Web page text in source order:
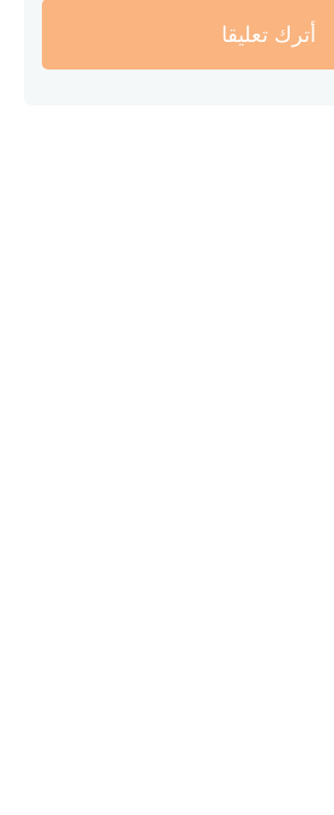
أترك تعليقا